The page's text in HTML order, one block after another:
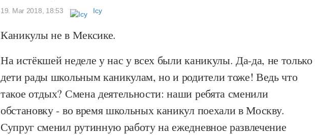
19. Mar 2018, 18:53 Icy
Каникулы не в Мексике.
На истёкшей неделе у нас у всех были каникулы. Да-да, не только
дети рады школьным каникулам, но и родители тоже! Ведь что
такое отдых? Смена деятельности: наши ребята сменили
обстановку - во время школьных каникул поехали в Москву.
Супруг сменил рутинную работу на ежедневное развлечение